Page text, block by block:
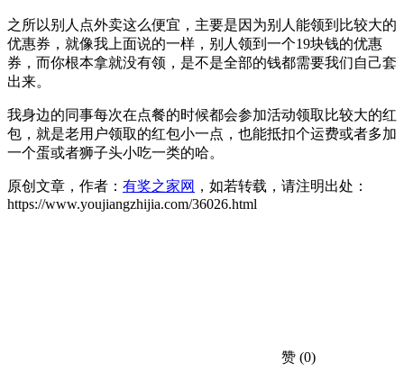
之所以别人点外卖这么便宜，主要是因为别人能领到比较大的
优惠券，就像我上面说的一样，别人领到一个19块钱的优惠
券，而你根本拿就没有领，是不是全部的钱都需要我们自己套
出来。
我身边的同事每次在点餐的时候都会参加活动领取比较大的红
包，就是老用户领取的红包小一点，也能抵扣个运费或者多加
一个蛋或者狮子头小吃一类的哈。
原创文章，作者： 有奖之家网 ，如若转载，请注明出处：
https://www.youjiangzhijia.com/36026.html
赞 (0)